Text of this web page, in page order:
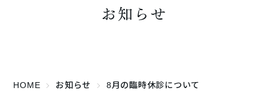
お知らせ
HOME お知らせ 8月の臨時休診について